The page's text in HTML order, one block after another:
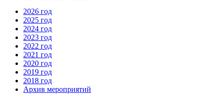
2026 год
2025 год
2024 год
2023 год
2022 год
2021 год
2020 год
2019 год
2018 год
Архив мероприятий